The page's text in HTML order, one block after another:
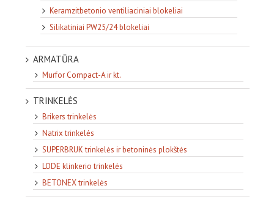
Keramzitbetonio ventiliaciniai blokeliai
Silikatiniai PW25/24 blokeliai
ARMATŪRA
Murfor Compact-A ir kt.
TRINKELĖS
Brikers trinkelės
Natrix trinkelės
SUPERBRUK trinkelės ir betoninės plokštės
LODE klinkerio trinkelės
BETONEX trinkelės